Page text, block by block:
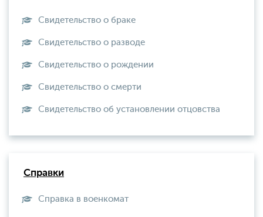
Свидетельство о браке
Свидетельство о разводе
Свидетельство о рождении
Свидетельство о смерти
Свидетельство об установлении отцовства
Справки
Справка в военкомат